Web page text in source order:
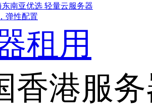
南亚优选 轻量云服务器
弹性配置
租用
香港服